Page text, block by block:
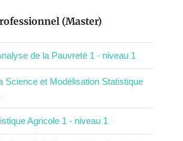
(Master)
de la Pauvreté 1 - niveau 1
Science et Modélisation Statistique
Agricole 1 - niveau 1